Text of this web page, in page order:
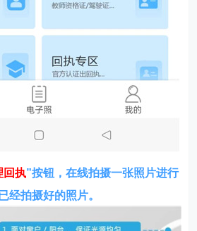
回执”按钮，在线拍摄一张照片进行
经拍摄好的照片。